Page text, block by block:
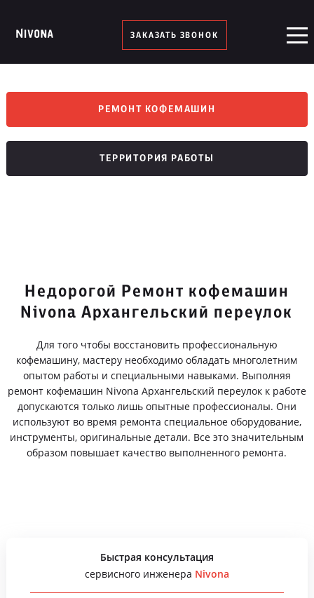
ЗАКАЗАТЬ ЗВОНОК
РЕМОНТ КОФЕМАШИН
ТЕРРИТОРИЯ РАБОТЫ
Недорогой Ремонт кофемашин
Nivona Архангельский переулок
Для того чтобы восстановить профессиональную
кофемашину, мастеру необходимо обладать многолетним
опытом работы и специальными навыками. Выполняя
ремонт кофемашин Nivona Архангельский переулок к работе
допускаются только лишь опытные профессионалы. Они
используют во время ремонта специальное оборудование,
инструменты, оригинальные детали. Все это значительным
образом повышает качество выполненного ремонта.
Быстрая консультация
сервисного инженера Nivona